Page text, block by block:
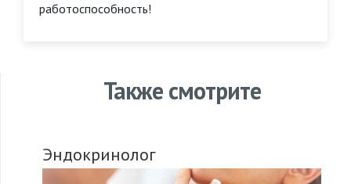
работоспособность!
Также смотрите
Эндокринолог